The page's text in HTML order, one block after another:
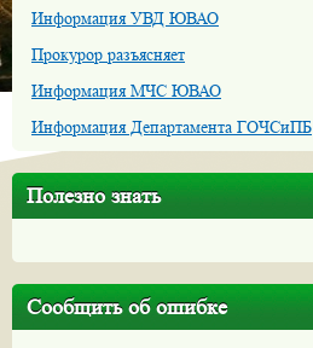
Информация УВД ЮВАО
Прокурор разъясняет
Информация МЧС ЮВАО
Информация Департамента ГОЧСиПБ
Полезно знать
Сообщить об ошибке